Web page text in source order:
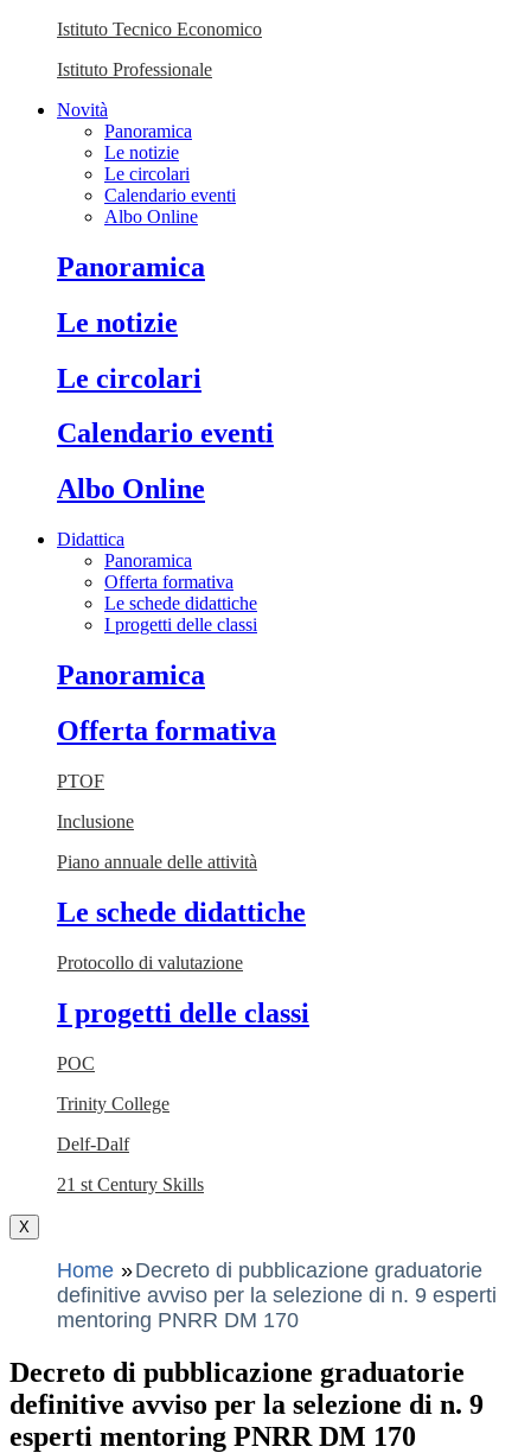
Istituto Tecnico Economico
Istituto Professionale
Novità
Panoramica
Le notizie
Le circolari
Calendario eventi
Albo Online
Panoramica
Le notizie
Le circolari
Calendario eventi
Albo Online
Didattica
Panoramica
Offerta formativa
Le schede didattiche
I progetti delle classi
Panoramica
Offerta formativa
PTOF
Inclusione
Piano annuale delle attività
Le schede didattiche
Protocollo di valutazione
I progetti delle classi
POC
Trinity College
Delf-Dalf
21 st Century Skills
X
Home
Decreto di pubblicazione graduatorie
definitive avviso per la selezione di n. 9 esperti
mentoring PNRR DM 170
Decreto di pubblicazione graduatorie
definitive avviso per la selezione di n. 9
esperti mentoring PNRR DM 170